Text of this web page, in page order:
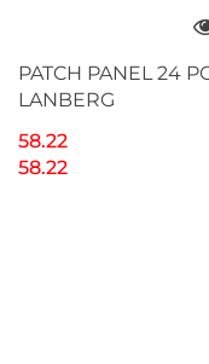
PATCH PANEL 24
LANBERG
58.22
58.22